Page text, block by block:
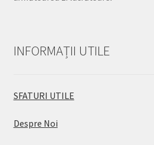
INFORMAȚII UTILE
SFATURI UTILE
Despre Noi